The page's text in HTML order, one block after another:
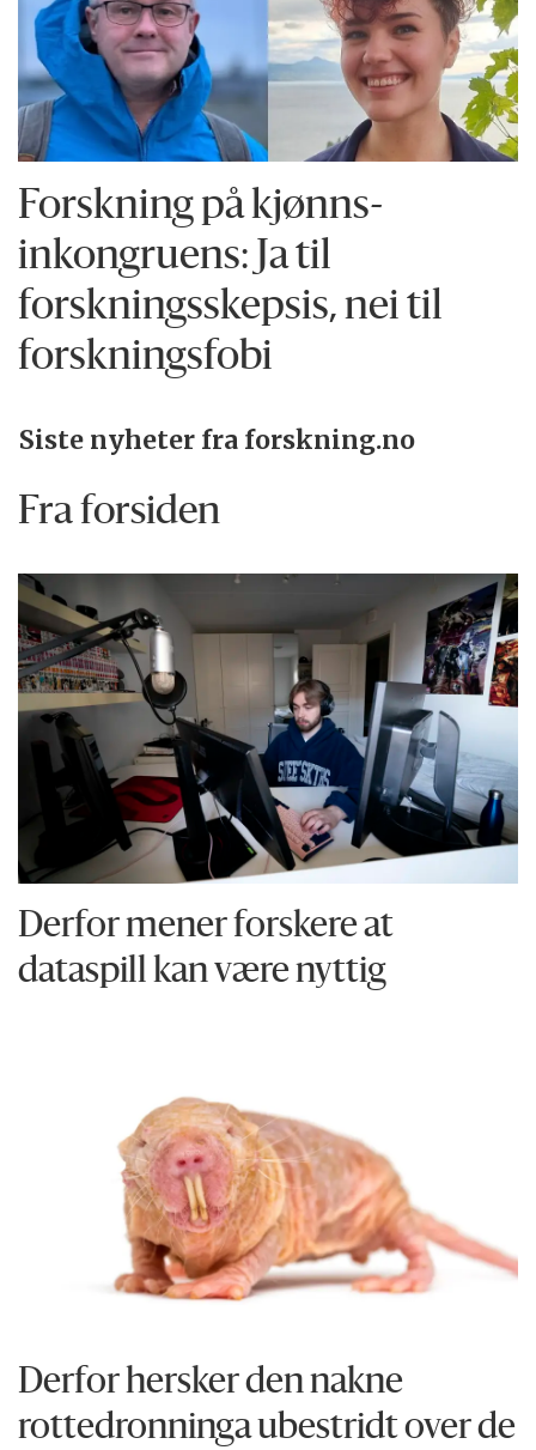
Forskning på kjønns­
inkongruens: Ja til
forskningsskepsis, nei til
forskningsfobi
Siste nyheter fra forskning.no
Fra forsiden
Derfor mener forskere at
dataspill kan være nyttig
Derfor hersker den nakne
rottedronninga ubestridt over de